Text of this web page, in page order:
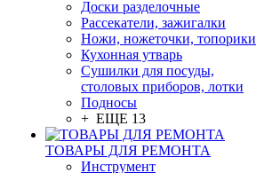
Доски разделочные
Рассекатели, зажигалки
Ножи, ножеточки, топорики
Кухонная утварь
Сушилки для посуды,
столовых приборов, лотки
Подносы
+ ЕЩЕ 13
ТОВАРЫ ДЛЯ РЕМОНТА
Инструмент